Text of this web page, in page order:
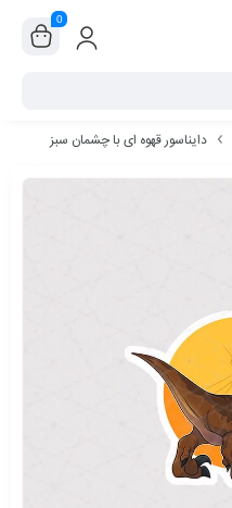
0
دایناسور قهوه ای با چشمان سبز